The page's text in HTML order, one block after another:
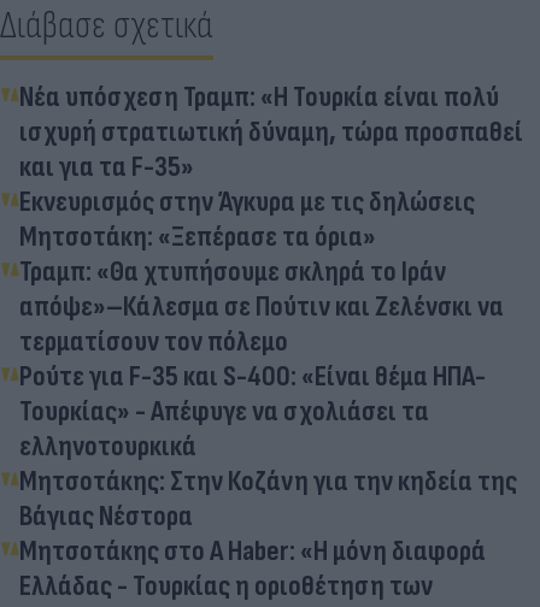
Διάβασε σχετικά
Νέα υπόσχεση Τραμπ: «Η Τουρκία είναι πολύ
ισχυρή στρατιωτική δύναμη, τώρα προσπαθεί
και για τα F-35»
Εκνευρισμός στην Άγκυρα με τις δηλώσεις
Μητσοτάκη: «Ξεπέρασε τα όρια»
Τραμπ: «Θα χτυπήσουμε σκληρά το Ιράν
απόψε»–Κάλεσμα σε Πούτιν και Ζελένσκι να
τερματίσουν τον πόλεμο
Ρούτε για F-35 και S-400: «Είναι θέμα ΗΠΑ-
Τουρκίας» - Απέφυγε να σχολιάσει τα
ελληνοτουρκικά
Μητσοτάκης: Στην Κοζάνη για την κηδεία της
Βάγιας Νέστορα
Μητσοτάκης στο A Haber: «Η μόνη διαφορά
Ελλάδας - Τουρκίας η οριοθέτηση των